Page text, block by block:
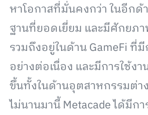
หาโอกาสที่มั่นคงกว่า ในอีก
ฐานที่ยอดเยี่ยม และมีศักยภา
รวมถึงอยู่ในด้าน GameFi ที่
อย่างต่อเนื่อง และมีการใช้งา
ขึ้นทั้งในด้านอุตสาหกรรมต่า
ไม่นานมานี้ Metacade ได้มีก